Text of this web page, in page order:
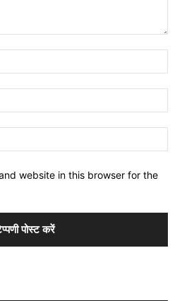
website in this browser for the